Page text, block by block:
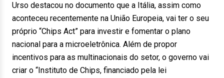
Urso destacou no documento que a Itália, assim como
aconteceu recentemente na União Europeia, vai ter o seu
próprio “Chips Act” para investir e fomentar o plano
nacional para a microeletrônica. Além de propor
incentivos para as multinacionais do setor, o governo vai
criar o “Instituto de Chips, financiado pela lei